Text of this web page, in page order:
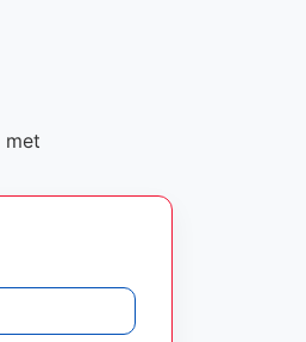
met